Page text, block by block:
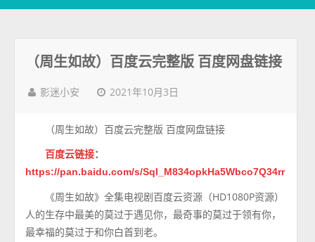
（周生如故）百度云完整版 百度网盘链接
影迷小安 2021年10月3日
（周生如故）百度云完整版 百度网盘链接
百度云链接：
https://pan.baidu.com/s/Sql_M834opkHa5Wbco7Q34rr
《周生如故》全集电视剧百度云资源（HD1080P资源）
人的生存中最美的莫过于遇见你，最奇事的莫过于领有你，
最幸福的莫过于和你白首到老。